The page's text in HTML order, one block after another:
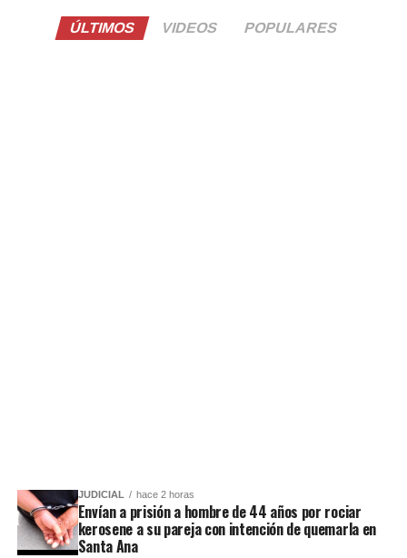
ÚLTIMOS VIDEOS POPULARES
JUDICIAL hace 2 horas
Envían a prisión a hombre de 44 años por rociar
kerosene a su pareja con intención de quemarla en
Santa Ana